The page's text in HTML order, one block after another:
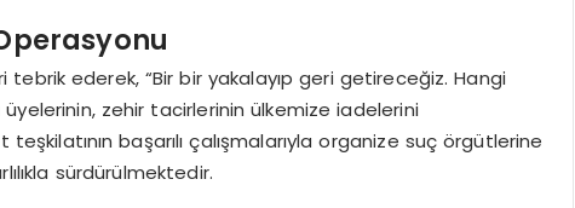
ederek, “Bir bir yakalayıp geri getireceğiz. Hangi
zehir tacirlerinin ülkemize iadelerini
başarılı çalışmalarıyla organize suç örgütlerine
sürdürülmektedir.